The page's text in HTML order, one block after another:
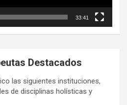
33:41
Destacados
las siguientes instituciones,
de disciplinas holísticas y